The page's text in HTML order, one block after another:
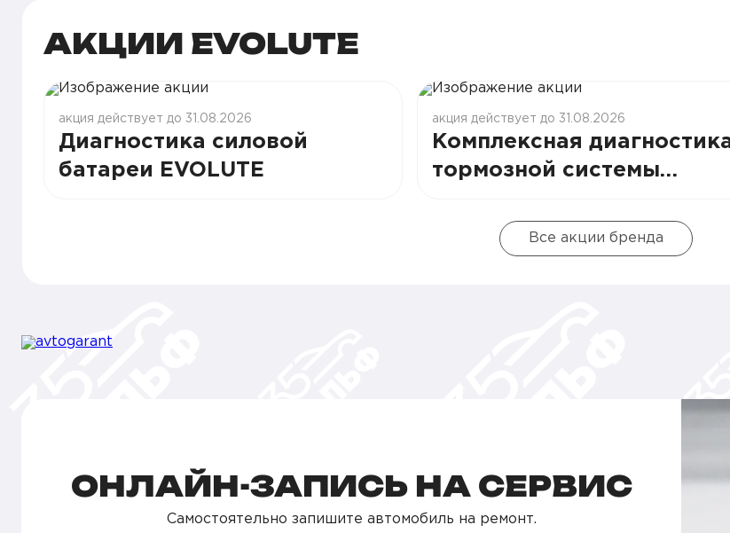
АКЦИИ EVOLUTE
акция действует до 31.08.2026
Диагностика силовой
батареи EVOLUTE
акция действует до 31.08.2026
Комплексная
тормозной системы
Все акции бренда
ОНЛАЙН-ЗАПИСЬ НА СЕРВИС
Самостоятельно запишите автомобиль на ремонт.